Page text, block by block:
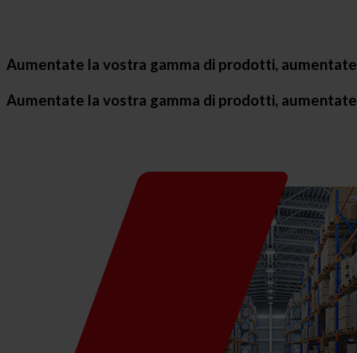
Aumentate la vostra gamma di prodotti,
Aumentate la vostra gamma di prodotti,